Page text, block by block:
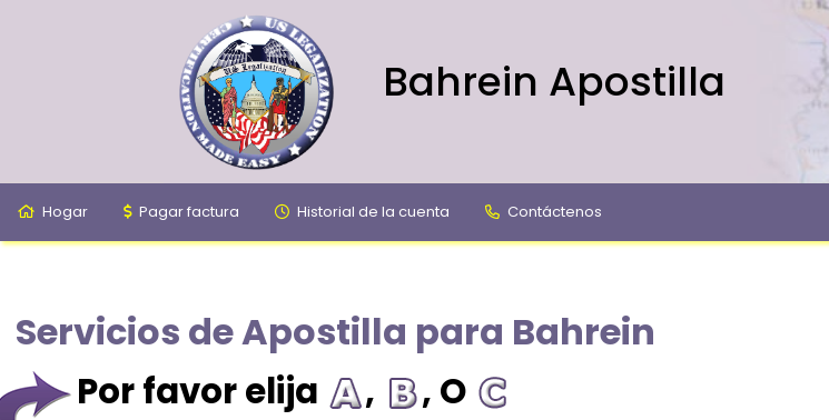
Bahrein Apostilla
Hogar Pagar factura Historial de la cuenta Contáctenos
Servicios de Apostilla para Bahrein
Por favor elija , , O